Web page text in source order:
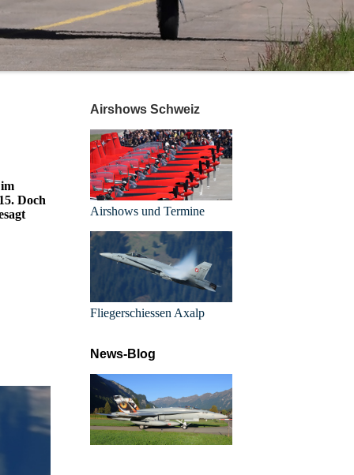
Doch
Airshows Schweiz
Airshows und Termine
Fliegerschiessen Axalp
News-Blog